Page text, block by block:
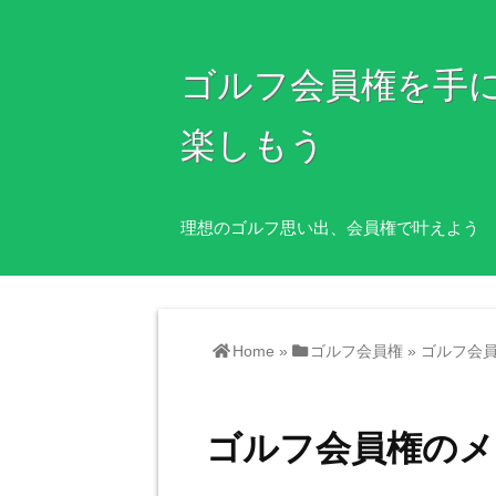
ゴルフ会員権を手
楽しもう
理想のゴルフ思い出、会員権で叶えよう
Home » ゴルフ会員権 » ゴルフ会
ゴルフ会員権の